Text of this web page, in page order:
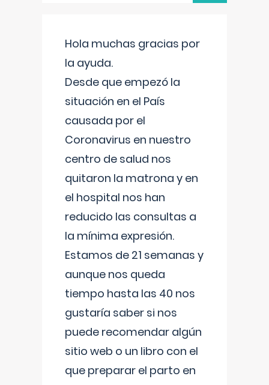
Hola muchas gracias por
la ayuda.
Desde que empezó la
situación en el País
causada por el
Coronavirus en nuestro
centro de salud nos
quitaron la matrona y en
el hospital nos han
reducido las consultas a
la mínima expresión.
Estamos de 21 semanas y
aunque nos queda
tiempo hasta las 40 nos
gustaría saber si nos
puede recomendar algún
sitio web o un libro con el
que preparar el parto en